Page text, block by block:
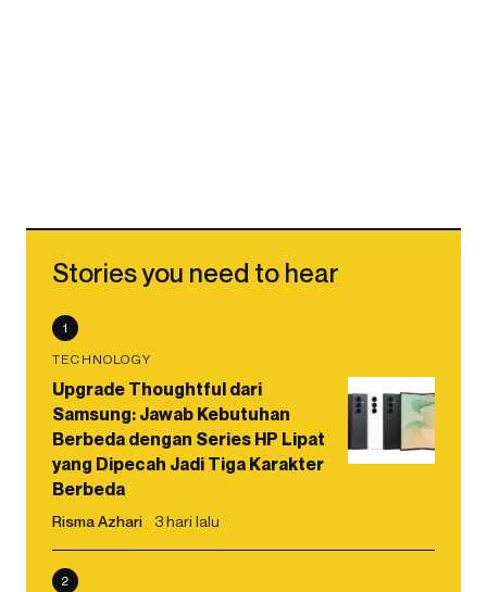
Stories you need to hear
1
TECHNOLOGY
Upgrade Thoughtful dari
Samsung: Jawab Kebutuhan
Berbeda dengan Series HP Lipat
yang Dipecah Jadi Tiga Karakter
Berbeda
Risma Azhari 3 hari lalu
2